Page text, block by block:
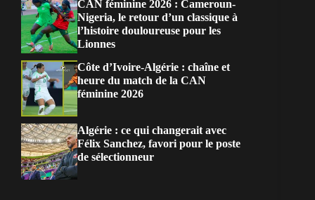
CAN féminine 2026 : Cameroun-
Nigeria, le retour d’un classique à
l’histoire douloureuse pour les
Lionnes
Côte d’Ivoire-Algérie : chaîne et
heure du match de la CAN
féminine 2026
Algérie : ce qui changerait avec
Félix Sanchez, favori pour le poste
de sélectionneur